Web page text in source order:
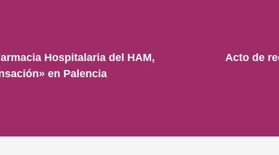
Hospitalaria del HAM,
en Palencia
Acto de